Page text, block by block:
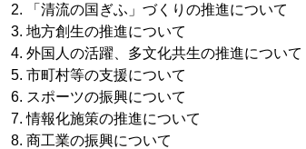
「清流の国ぎふ」づくりの推進について
地方創生の推進について
外国人の活躍、多文化共生の推進について
市町村等の支援について
スポーツの振興について
情報化施策の推進について
商工業の振興について